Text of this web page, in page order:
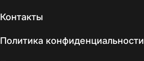
Контакты
Политика конфиденциальности